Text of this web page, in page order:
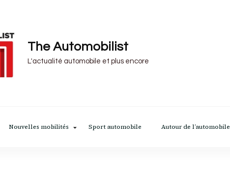
The Automobilist
L'actualité automobile et plus encore
Nouvelles mobilités Sport automobile Autour de l’automobile